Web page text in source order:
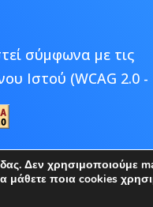
σύμφωνα με τις
Ιστού (WCAG 2.0 -
byEpic Bee
Δεν χρησιμοποιούμε
ποια cookies